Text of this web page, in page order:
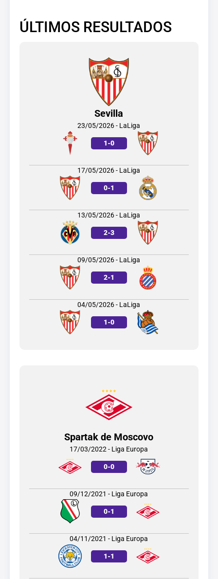
ÚLTIMOS RESULTADOS
Sevilla
23/05/2026 - LaLiga
1-0
17/05/2026 - LaLiga
0-1
13/05/2026 - LaLiga
2-3
09/05/2026 - LaLiga
2-1
04/05/2026 - LaLiga
1-0
Spartak de Moscovo
17/03/2022 - Liga Europa
0-0
09/12/2021 - Liga Europa
0-1
04/11/2021 - Liga Europa
1-1